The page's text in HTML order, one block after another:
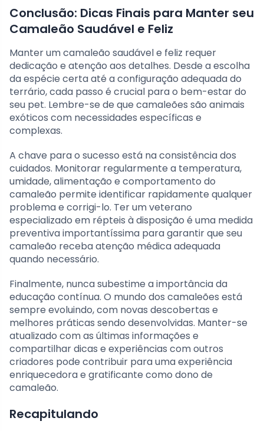
Conclusão: Dicas Finais para Manter seu
Camaleão Saudável e Feliz
Manter um camaleão saudável e feliz requer
dedicação e atenção aos detalhes. Desde a escolha
da espécie certa até a configuração adequada do
terrário, cada passo é crucial para o bem-estar do
seu pet. Lembre-se de que camaleões são animais
exóticos com necessidades específicas e
complexas.
A chave para o sucesso está na consistência dos
cuidados. Monitorar regularmente a temperatura,
umidade, alimentação e comportamento do
camaleão permite identificar rapidamente qualquer
problema e corrigi-lo. Ter um veterano
especializado em répteis à disposição é uma medida
preventiva importantíssima para garantir que seu
camaleão receba atenção médica adequada
quando necessário.
Finalmente, nunca subestime a importância da
educação contínua. O mundo dos camaleões está
sempre evoluindo, com novas descobertas e
melhores práticas sendo desenvolvidas. Manter-se
atualizado com as últimas informações e
compartilhar dicas e experiências com outros
criadores pode contribuir para uma experiência
enriquecedora e gratificante como dono de
camaleão.
Recapitulando